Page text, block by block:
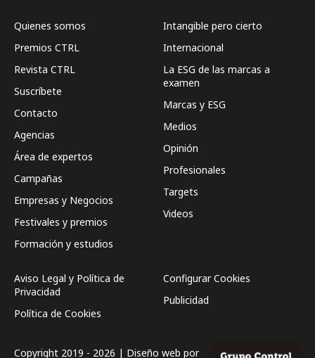
Quienes somos
Premios CTRL
Revista CTRL
Suscríbete
Contacto
Agencias
Área de expertos
Campañas
Empresas y Negocios
Festivales y premios
Formación y estudios
Intangible pero cierto
Internacional
La ESG de las marcas a
examen
Marcas y ESG
Medios
Opinión
Profesionales
Targets
Videos
Aviso Legal y Política de
Privacidad
Política de Cookies
Configurar Cookies
Publicidad
Copyright 2019 - 2026 | Diseño web por